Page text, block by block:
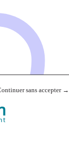
sans accepter →